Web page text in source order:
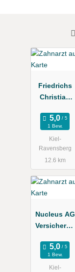
Friedrichs
Christian
Zahnarzt
1 Bew.
Kiel-
Ravensberg
12.6 km
Nucleus AG
Versicherun
Zahnärzte
1 Bew.
Kiel-